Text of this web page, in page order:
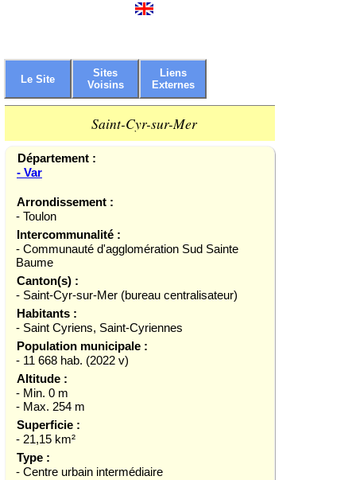
Le Site
Sites
Voisins
Liens
Externes
Saint-Cyr-sur-Mer
Département :
- Var
Arrondissement :
- Toulon
Intercommunalité :
- Communauté d'agglomération Sud Sainte
Baume
Canton(s) :
- Saint-Cyr-sur-Mer (bureau centralisateur)
Habitants :
- Saint Cyriens, Saint-Cyriennes
Population municipale :
- 11 668 hab. (2022 v)
Altitude :
- Min. 0 m
- Max. 254 m
Superficie :
- 21,15 km²
Type :
- Centre urbain intermédiaire